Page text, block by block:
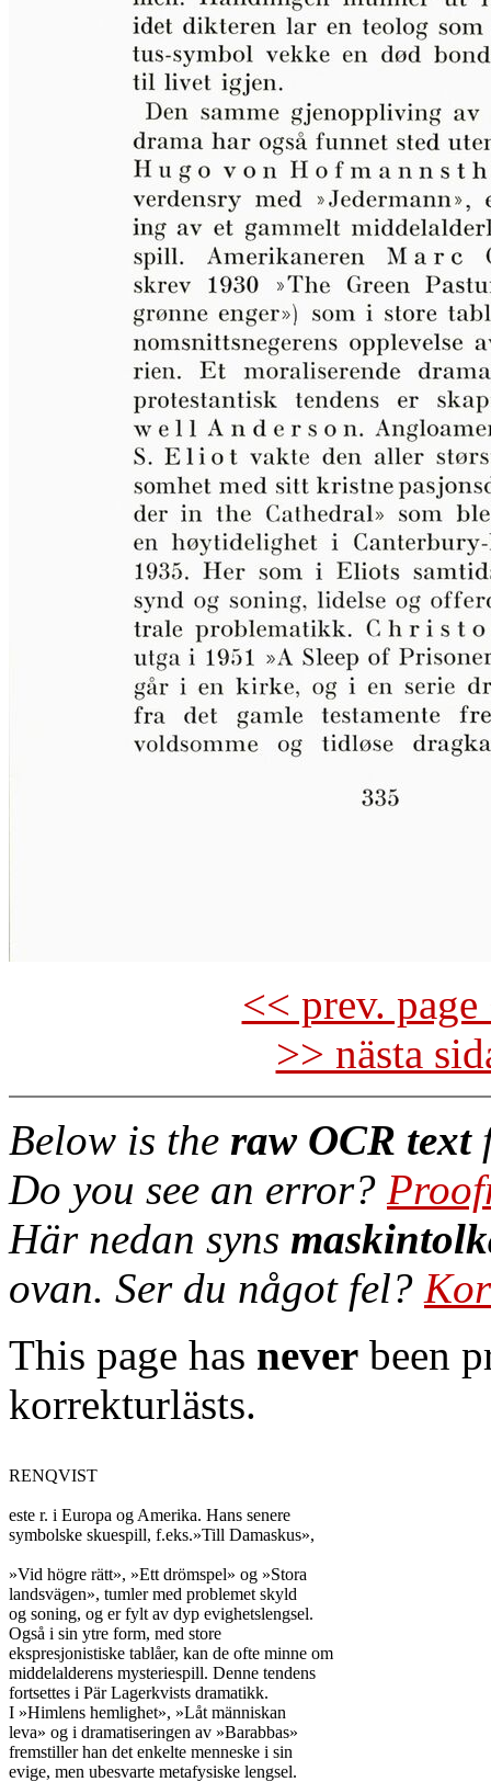
<< prev.
>> nästa
Below is the raw OCR text
Do you see an error?
Här nedan syns
ovan. Ser du något fel?
This page has never been
korrekturlästs.
RENQVIST
este r. i Europa og Amerika. Hans senere
symbolske skuespill, f.eks.»Till Damaskus»,
»Vid högre rätt», »Ett drömspel» og »Stora
landsvägen», tumler med problemet skyld
og soning, og er fylt av dyp evighetslengsel.
Også i sin ytre form, med store
ekspresjonistiske tablåer, kan de ofte minne om
middelalderens mysteriespill. Denne tendens
fortsettes i Pär Lagerkvists dramatikk.
I »Himlens hemlighet», »Låt människan
leva» og i dramatiseringen av »Barabbas»
fremstiller han det enkelte menneske i sin
evige, men ubesvarte metafysiske lengsel.